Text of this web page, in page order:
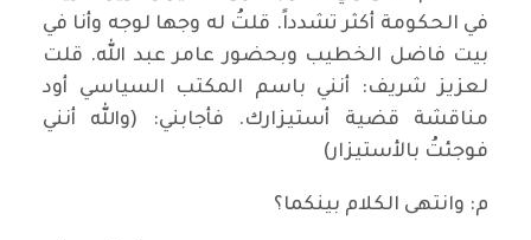
في الحكومة أكثر تشدداً. قلتُ له وجها لوجه وأنا في
بيت فاضل الخطيب وبحضور عامر عبد الله. قلت
لعزيز شريف: أنني باسم المكتب السياسي أود
مناقشة قضية أستيزارك. فأجابني: (والله أنني
فوجئتُ بالأستيزار)
م: وانتهى الكلام بينكما؟